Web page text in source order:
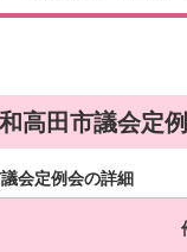
高田市議会定
会定例会の詳細